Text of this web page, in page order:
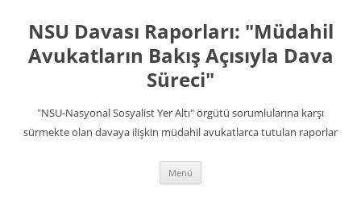
NSU Davası Raporları: "Müdahil
Avukatların Bakış Açısıyla Dava
Süreci"
"NSU-Nasyonal Sosyalist Yer Altı" örgütü sorumlularına karşı
sürmekte olan davaya ilişkin müdahil avukatlarca tutulan raporlar
Menü